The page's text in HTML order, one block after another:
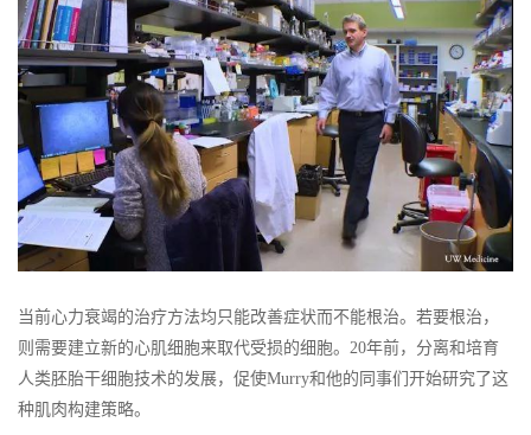
当前心力衰竭的治疗方法均只能改善症状而不能根治。若要根治，
则需要建立新的心肌细胞来取代受损的细胞。20年前，分离和培育
人类胚胎干细胞技术的发展，促使Murry和他的同事们开始研究了这
种肌肉构建策略。